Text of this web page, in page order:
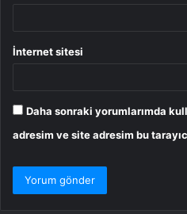
İnternet sitesi
Daha sonraki yorumlarımda
adresim ve site adresim bu